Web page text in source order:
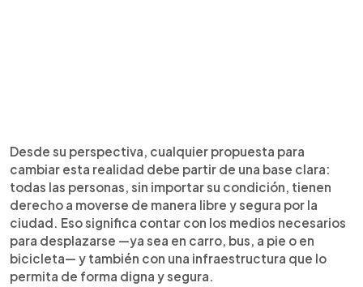
Desde su perspectiva, cualquier propuesta para
cambiar esta realidad debe partir de una base clara:
todas las personas, sin importar su condición, tienen
derecho a moverse de manera libre y segura por la
ciudad. Eso significa contar con los medios necesarios
para desplazarse —ya sea en carro, bus, a pie o en
bicicleta— y también con una infraestructura que lo
permita de forma digna y segura.